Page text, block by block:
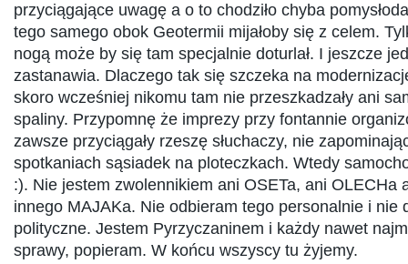
przyciągające uwagę a o to chodziło chyba
tego samego obok Geotermii mijałoby się z celem.
nogą może by się tam specjalnie doturlał. I jeszcze
zastanawia. Dlaczego tak się szczeka na
skoro wcześniej nikomu tam nie przeszkadzały ani
spaliny. Przypomnę że imprezy przy fontannie
zawsze przyciągały rzeszę słuchaczy, nie
spotkaniach sąsiadek na ploteczkach. Wtedy
:). Nie jestem zwolennikiem ani OSETa, ani OLECHa
innego MAJAKa. Nie odbieram tego personalnie i nie
polityczne. Jestem Pyrzyczaninem i każdy nawet
sprawy, popieram. W końcu wszyscy tu żyjemy.